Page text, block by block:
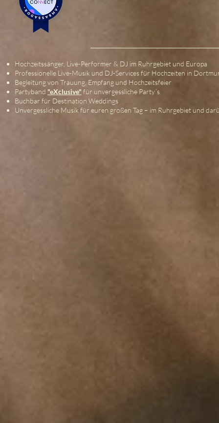
Hochzeitssänger, Live-Performer & DJ im Ruhrgebiet und Europa
Professionelle Live-Musik und DJ-Services für Hochzeiten in
Begleitung von Trauung, Empfang und Hochzeitsfeier
Partyband "eXclusive" für unvergessliche Party´s
Buchbar für Destination Weddings
Unvergessliche Musik für euren großen Tag – im Ruhrgebiet und